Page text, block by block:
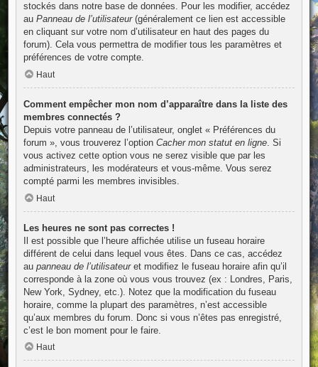
stockés dans notre base de données. Pour les modifier, accédez
au Panneau de l’utilisateur(généralement ce lien est accessible
en cliquant sur votre nom d’utilisateur en haut des pages du
forum). Cela vous permettra de modifier tous les paramètres et
préférences de votre compte.
Haut
Comment empêcher mon nom d’apparaître dans la liste des
membres connectés ?
Depuis votre panneau de l’utilisateur, onglet « Préférences du
forum », vous trouverez l’option Cacher mon statut en ligne. Si
vous activez cette option vous ne serez visible que par les
administrateurs, les modérateurs et vous-même. Vous serez
compté parmi les membres invisibles.
Haut
Les heures ne sont pas correctes !
Il est possible que l’heure affichée utilise un fuseau horaire
différent de celui dans lequel vous êtes. Dans ce cas, accédez
au panneau de l’utilisateuret modifiez le fuseau horaire afin qu’il
corresponde à la zone où vous vous trouvez (ex : Londres, Paris,
New York, Sydney, etc.). Notez que la modification du fuseau
horaire, comme la plupart des paramètres, n’est accessible
qu’aux membres du forum. Donc si vous n’êtes pas enregistré,
c’est le bon moment pour le faire.
Haut